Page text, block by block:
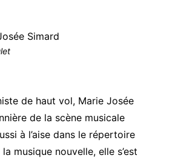
de haut vol, Marie Josée
de la scène musicale
à l’aise dans le répertoire
musique nouvelle, elle s’est